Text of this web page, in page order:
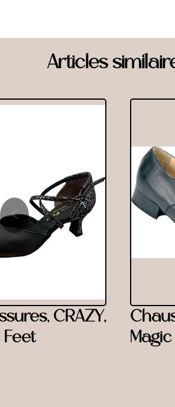
Articles
‹
CRAZY,
Feet